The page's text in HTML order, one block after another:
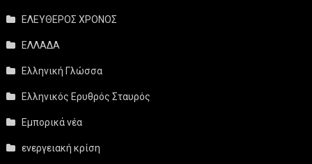
ΕΛΕΥΘΕΡΟΣ ΧΡΟΝΟΣ
ΕΛΛΑΔΑ
Ελληνική Γλώσσα
Ελληνικός Ερυθρός Σταυρός
Εμπορικά νέα
ενεργειακή κρίση